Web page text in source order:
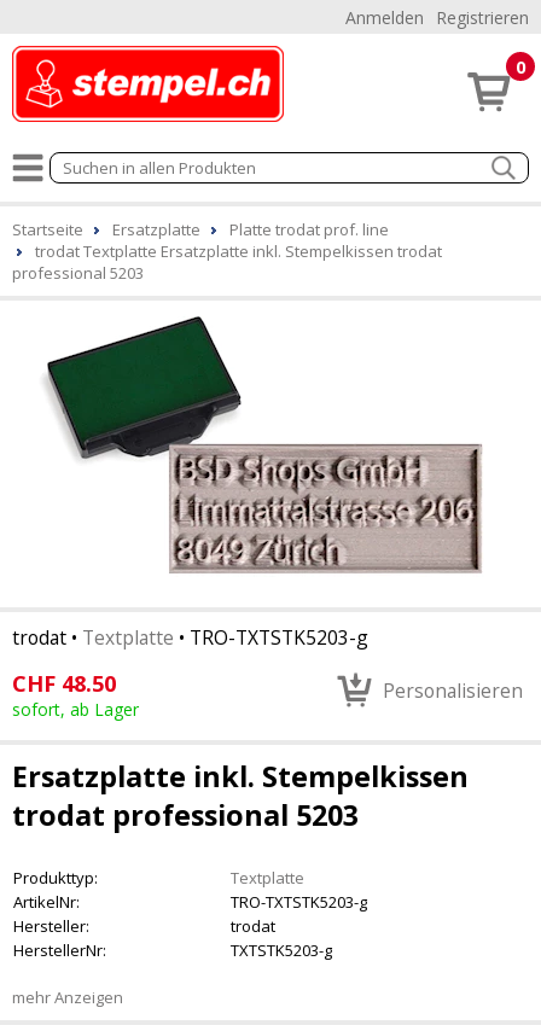
Anmelden Registrieren
0
Startseite Ersatzplatte
Platte trodat prof. line
trodat Textplatte Ersatzplatte inkl. Stempelkissen trodat
professional 5203
trodat • Textplatte • TRO-TXTSTK5203-g
CHF 48.50
sofort, ab Lager
Personalisieren
Ersatzplatte inkl. Stempelkissen
trodat professional 5203
Produkttyp:
Textplatte
ArtikelNr:
TRO-TXTSTK5203-g
Hersteller:
trodat
HerstellerNr:
TXTSTK5203-g
mehr Anzeigen